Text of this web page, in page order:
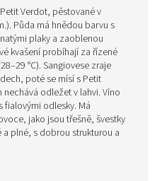
Verdot, pěstované v
Půda má hnědou barvu s
plaky a zaoblenou
kvašení probíhají za řízené
°C). Sangiovese zraje
poté se mísí s Petit
odležet v lahvi. Víno
fialovými odlesky. Má
jako jsou třešně, švestky
plné, s dobrou strukturou a